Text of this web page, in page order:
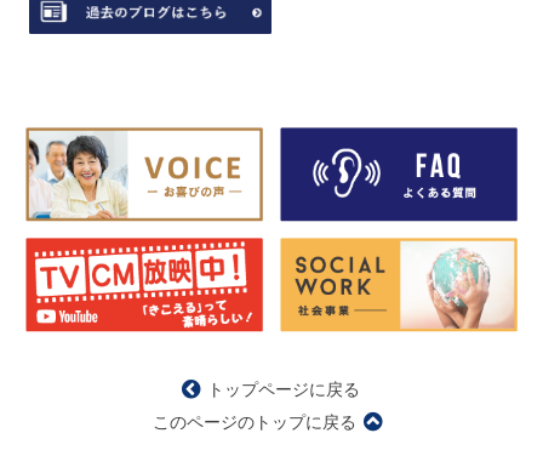
トップページに戻る
このページのトップに戻る